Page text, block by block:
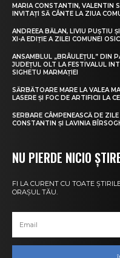
MARIA CONSTANTIN, VALENTIN
INVITAȚI SĂ CÂNTE LA ZIUA
ANDREEA BĂLAN, LIVIU PUȘTIU
XI-A EDIȚIE A ZILEI COMUNEI
ANSAMBLUL „BRÂULEȚUL” DIN
JUDEȚUL OLT LA FESTIVALUL
SIGHETU MARMAȚIEI
SĂRBĂTOARE MARE LA VALEA
LASERE ȘI FOC DE ARTIFICII LA
SERBARE CÂMPENEASCĂ DE
CONSTANTIN ȘI LAVINIA
NU PIERDE NICIO
FI LA CURENT CU TOATE
ORAȘUL TĂU.